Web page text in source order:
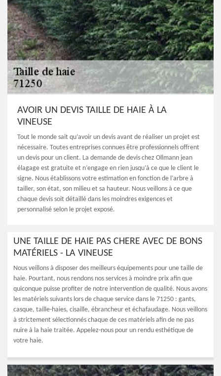
AVOIR UN DEVIS TAILLE DE HAIE À LA
VINEUSE
Tout le monde sait qu’avoir un devis avant de réaliser un projet est
nécessaire. Toutes entreprises connues être professionnels offrent
un devis pour un client. La demande de devis chez Ollmann jean
élagage est gratuite et n’engage en rien jusqu’à ce que le client le
signe. Nous établissons votre estimation en fonction de l’arbre à
tailler, son état, son milieu et sa hauteur. Nous veillons à ce que
chaque devis soit détaillé dans les moindres exigences et
personnalisé selon le projet exposé.
UNE TAILLE DE HAIE PAS CHERE AVEC DE BONS
MATÉRIELS - LA VINEUSE
Nous veillons à disposer des meilleurs équipements pour une taille de
haie. Pourtant, nous rendons nos services à moindre prix afin que
quiconque puisse profiter de notre intervention de qualité. Nous avons
les matériels suivants lors de chaque service dans le 71250 : gants,
casque, taille-haies, cisaille, ébrancheur et échafaudage. Nous veillons
à strictement sélectionnés chaque de ces matériels afin de ne pas
nuire à la haie traitée. Appelez-nous pour un rendu esthétique de
votre haie.